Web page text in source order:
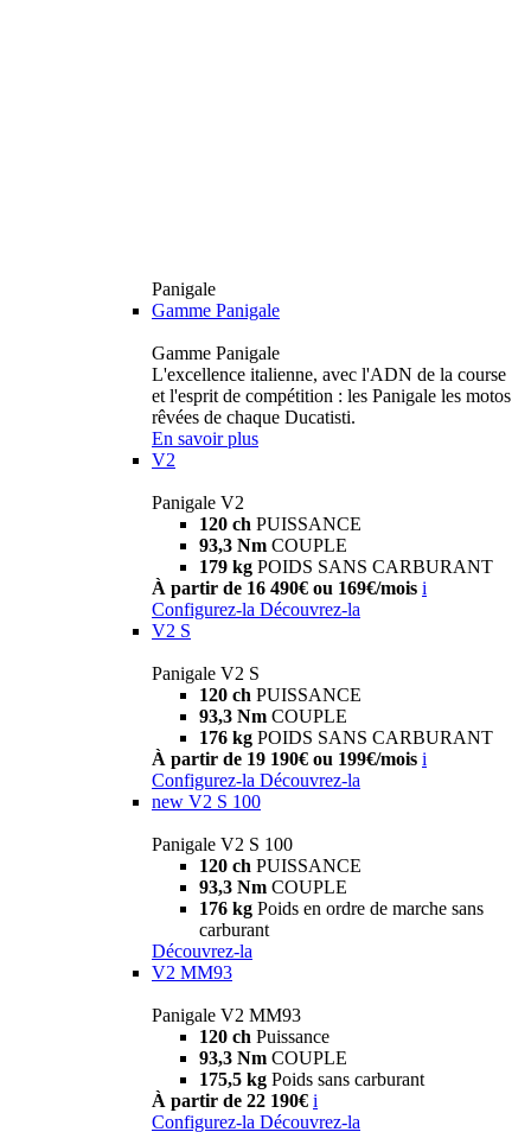
Panigale
Gamme Panigale
Gamme Panigale
L'excellence italienne, avec l'ADN de la course
et l'esprit de compétition : les Panigale les motos
rêvées de chaque Ducatisti.
En savoir plus
V2
Panigale V2
120 ch PUISSANCE
93,3 Nm COUPLE
179 kg POIDS SANS CARBURANT
À partir de 16 490€ ou 169€/mois i
Configurez-la Découvrez-la
V2 S
Panigale V2 S
120 ch PUISSANCE
93,3 Nm COUPLE
176 kg POIDS SANS CARBURANT
À partir de 19 190€ ou 199€/mois i
Configurez-la Découvrez-la
new V2 S 100
Panigale V2 S 100
120 ch PUISSANCE
93,3 Nm COUPLE
176 kg Poids en ordre de marche sans
carburant
Découvrez-la
V2 MM93
Panigale V2 MM93
120 ch Puissance
93,3 Nm COUPLE
175,5 kg Poids sans carburant
À partir de 22 190€ i
Configurez-la Découvrez-la